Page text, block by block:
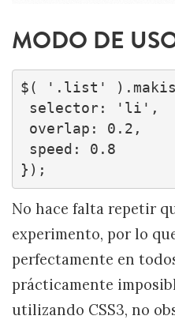
MODO DE
$( '.list'
});
No hace falta repetir
experimento, por lo
perfectamente en
prácticamente
utilizando CSS3, no